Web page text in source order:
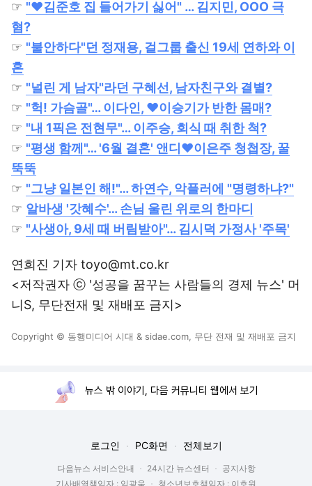
☞ "♥김준호 집 들어가기 싫어" … 김지민, OOO 극
혐?
☞ "불안하다"던 정재용, 걸그룹 출신 19세 연하와 이
혼
☞ "널린 게 남자"라던 구혜선, 남자친구와 결별?
☞ "헉! 가슴골"… 이다인, ♥이승기가 반한 몸매?
☞ "내 1픽은 전현무"… 이주승, 회식 때 취한 척?
☞ "평생 함께"… '6월 결혼' 앤디♥이은주 청첩장, 꿀
뚝뚝
☞ "그냥 일본인 해!"… 하연수, 악플러에 "명령하냐?"
☞ 알바생 '갓혜수'… 손님 울린 위로의 한마디
☞ "사생아, 9세 때 버림받아"… 김시덕 가정사 '주목'
연희진 기자 toyo@mt.co.kr
<저작권자 ⓒ '성공을 꿈꾸는 사람들의 경제 뉴스' 머
니S, 무단전재 및 재배포 금지>
Copyright © 동행미디어 시대 & sidae.com, 무단 전재 및 재배포 금지
뉴스 밖 이야기, 다음 커뮤니티 웹에서 보기
로그인 PC화면 전체보기
다음뉴스 서비스안내 24시간 뉴스센터
공지사항
기사배열책임자 : 임광욱
청소년보호책임자 : 이호원